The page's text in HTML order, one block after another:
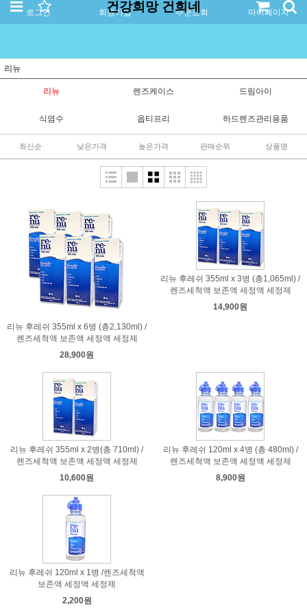
로그인 회원가입 주문조회 마이페이지
건강희망 건희네
리뉴
리뉴 렌즈케이스 드림아이
식염수 옵티프리 하드렌즈관리용품
최신순 낮은가격 높은가격 판매순위 상품명
리뉴 후레쉬 355ml x 6병 (총2,130ml) /
렌즈세척액 보존액 세정액 세정제
28,900원
리뉴 후레쉬 355ml x 3병 (총1,065ml) /
렌즈세척액 보존액 세정액 세정제
14,900원
리뉴 후레쉬 355ml x 2병(총 710ml) /
렌즈세척액 보존액 세정액 세정제
10,600원
리뉴 후레쉬 120ml x 4병 (총 480ml) /
렌즈세척액 보존액 세정액 세정제
8,900원
리뉴 후레쉬 120ml x 1병 /렌즈세척액
보존액 세정액 세정제
2,200원